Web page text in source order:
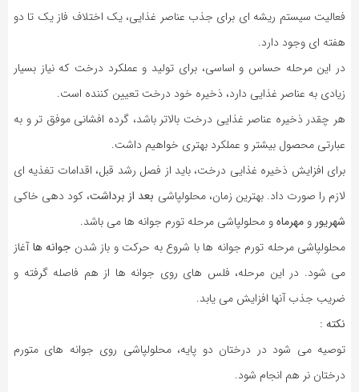
فعالیت سیستم ریشه ای برای جذب عناصر غذایی، یک اختلاف فاز یک تا دو
هفته ای وجود دارد.
در این مرحله حساس و اساسی، برای تولید و عملکرد درخت که نیاز بسیار
زیادی به عناصر غذایی دارد، ذخیره خود درخت تعیین کننده است.
هر چقدر ذخیره عناصر غذایی درخت بالاتر باشد، گرده افشانی موفق تر و به
عبارتی محصول بیشتر و عملکرد بهتری خواهیم داشت.
برای افزایش ذخیره غذایی درخت، باید از فصل رشد قبل، اقدامات تغذیه ای
لازم را صورت داد. بهترین زمان، محلولپاشی بعد از برداشت، کود دهی خاکی
شهریور و مهرماهو محلولپاشی مرحله تورم جوانه ها می باشد.
محلولپاشی مرحله تورم جوانه ها با شروع به حرکت و باز شدن جوانه هاآغاز
می شود. در این مرحله، فلس های روی جوانه ها از هم فاصله گرفته و
ضریب جذب آنها افزایش می یابد.
نکته :
توصیه می شود در درختان دو پایه، محلولپاشی روی جوانه های متورم
درختان نر هم انجام شود.